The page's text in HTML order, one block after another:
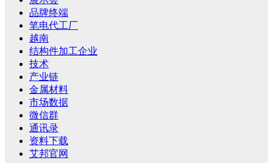
品牌终端
笔电代工厂
越南
结构件加工企业
技术
产业链
金属材料
市场数据
微信群
通讯录
资料下载
艾邦官网